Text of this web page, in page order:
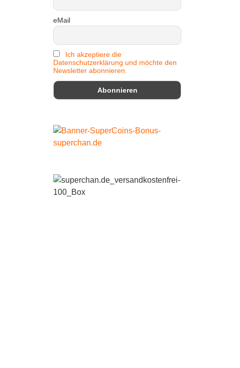
eMail
Ich akzeptiere die
Datenschutzerklärung und möchte den
Newsletter abonnieren.